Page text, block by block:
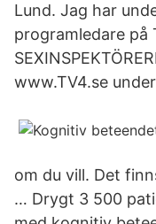
Lund. Jag har
programledare på
www.TV4.se
om du vill. Det
… Drygt 3 500